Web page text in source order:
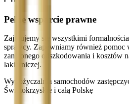
Pełne wsparcie prawne
Zajmujemy się wszystkimi
sprawcy. Zapewniamy również pomoc
zaniżonego odszkodowania i kosztów
lakierniczej.
Wypożyczalnia samochodów
Świętokrzyskie i całą Polskę